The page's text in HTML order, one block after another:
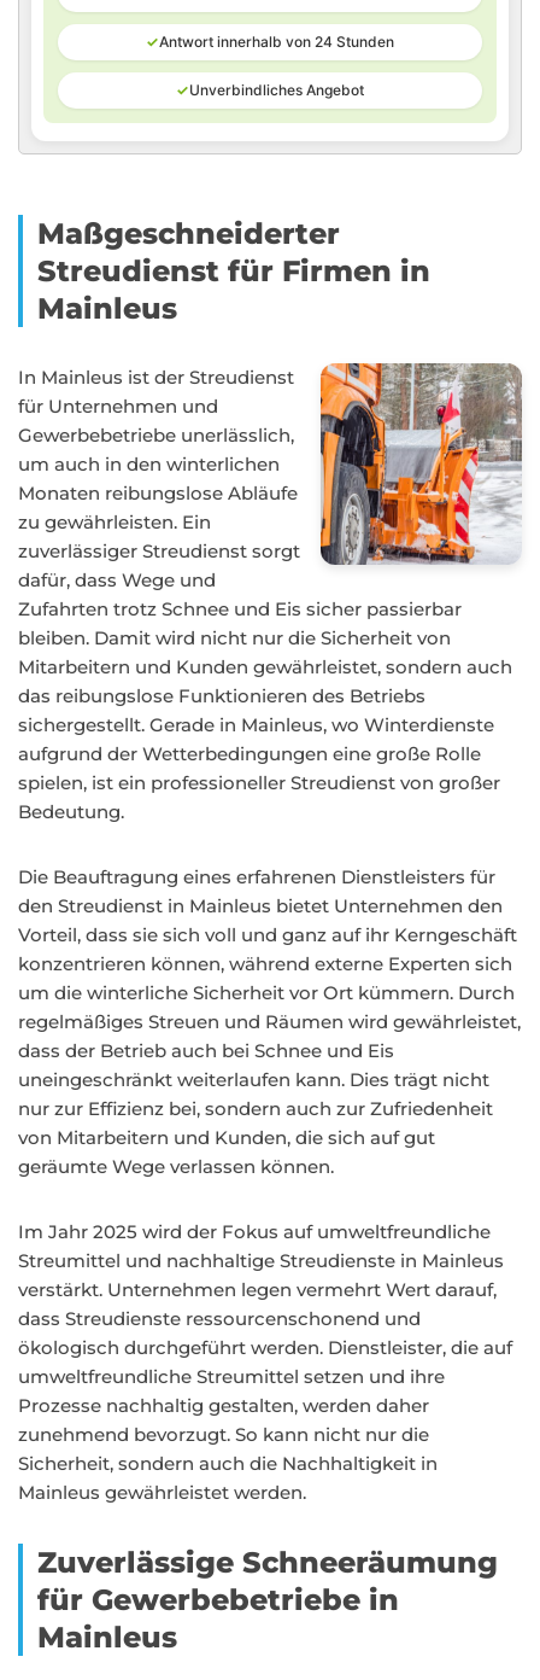
✓Antwort innerhalb von 24 Stunden
✓Unverbindliches Angebot
Maßgeschneiderter
Streudienst für Firmen in
Mainleus
In Mainleus ist der Streudienst
für Unternehmen und
Gewerbebetriebe unerlässlich,
um auch in den winterlichen
Monaten reibungslose Abläufe
zu gewährleisten. Ein
zuverlässiger Streudienst sorgt
dafür, dass Wege und
Zufahrten trotz Schnee und Eis sicher passierbar
bleiben. Damit wird nicht nur die Sicherheit von
Mitarbeitern und Kunden gewährleistet, sondern auch
das reibungslose Funktionieren des Betriebs
sichergestellt. Gerade in Mainleus, wo Winterdienste
aufgrund der Wetterbedingungen eine große Rolle
spielen, ist ein professioneller Streudienst von großer
Bedeutung.
Die Beauftragung eines erfahrenen Dienstleisters für
den Streudienst in Mainleus bietet Unternehmen den
Vorteil, dass sie sich voll und ganz auf ihr Kerngeschäft
konzentrieren können, während externe Experten sich
um die winterliche Sicherheit vor Ort kümmern. Durch
regelmäßiges Streuen und Räumen wird gewährleistet,
dass der Betrieb auch bei Schnee und Eis
uneingeschränkt weiterlaufen kann. Dies trägt nicht
nur zur Effizienz bei, sondern auch zur Zufriedenheit
von Mitarbeitern und Kunden, die sich auf gut
geräumte Wege verlassen können.
Im Jahr 2025 wird der Fokus auf umweltfreundliche
Streumittel und nachhaltige Streudienste in Mainleus
verstärkt. Unternehmen legen vermehrt Wert darauf,
dass Streudienste ressourcenschonend und
ökologisch durchgeführt werden. Dienstleister, die auf
umweltfreundliche Streumittel setzen und ihre
Prozesse nachhaltig gestalten, werden daher
zunehmend bevorzugt. So kann nicht nur die
Sicherheit, sondern auch die Nachhaltigkeit in
Mainleus gewährleistet werden.
Zuverlässige Schneeräumung
für Gewerbebetriebe in
Mainleus